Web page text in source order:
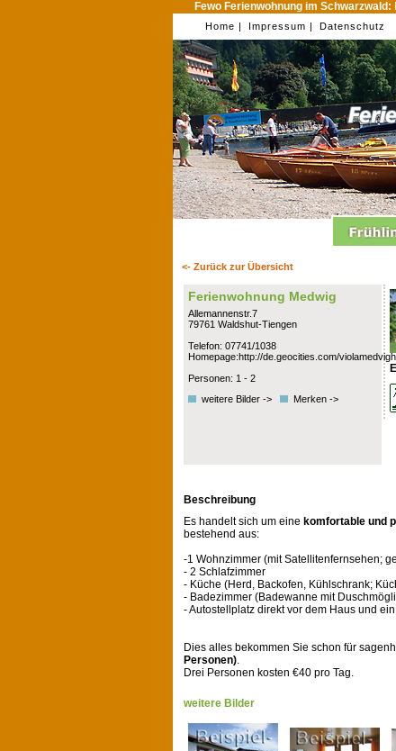
Fewo Ferienwohnung im Schwarzwald:
Home | Impressum | Datenschutz
<- Zurück zur Übersicht
Ferienwohnung Medwig
Allemannenstr.7
79761 Waldshut-Tiengen
Telefon: 07741/1038
Homepage:http://de.geocities.com/
Personen: 1 - 2
weitere Bilder ->
Merken ->
Beschreibung
Es handelt sich um eine komfortable und
bestehend aus:
-1 Wohnzimmer (mit Satellitenfernsehen;
- 2 Schlafzimmer
- Küche (Herd, Backofen, Kühlschrank;
- Badezimmer (Badewanne mit
- Autostellplatz direkt vor dem Haus und
Dies alles bekommen Sie schon für
Personen).
Drei Personen kosten €40 pro Tag.
weitere Bilder